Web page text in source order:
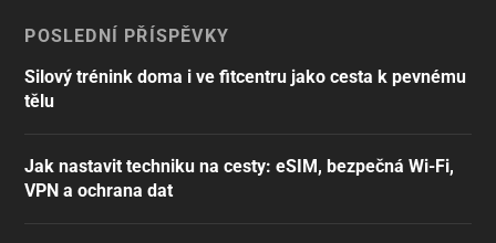
POSLEDNÍ PŘÍSPĚVKY
Silový trénink doma i ve fitcentru jako cesta k pevnému
tělu
Jak nastavit techniku na cesty: eSIM, bezpečná Wi-Fi,
VPN a ochrana dat